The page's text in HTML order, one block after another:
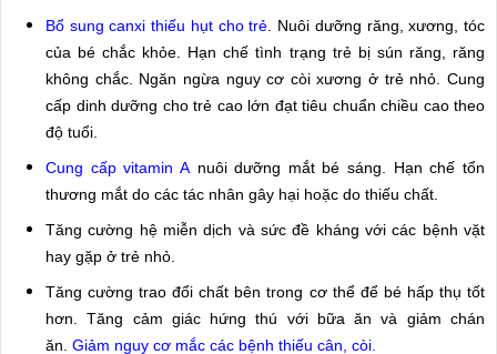
Bổ sung canxi thiếu hụt cho trẻ . Nuôi dưỡng răng, xương, tóc
của bé chắc khỏe. Hạn chế tình trạng trẻ bị sún răng, răng
không chắc. Ngăn ngừa nguy cơ còi xương ở trẻ nhỏ. Cung
cấp dinh dưỡng cho trẻ cao lớn đạt tiêu chuẩn chiều cao theo
độ tuổi.
Cung cấp vitamin A nuôi dưỡng mắt bé sáng. Hạn chế tổn
thương mắt do các tác nhân gây hại hoặc do thiếu chất.
Tăng cường hệ miễn dịch và sức đề kháng với các bệnh vặt
hay gặp ở trẻ nhỏ.
Tăng cường trao đổi chất bên trong cơ thể để bé hấp thụ tốt
hơn. Tăng cảm giác hứng thú với bữa ăn và giảm chán
ăn. Giảm nguy cơ mắc các bệnh thiếu cân, còi.